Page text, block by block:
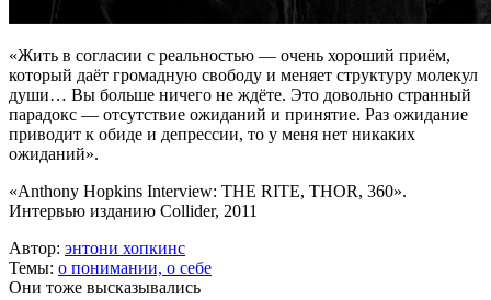
«Жить в согласии с реальностью — очень хороший приём,
который даёт громадную свободу и меняет структуру молекул
души… Вы больше ничего не ждёте. Это довольно странный
парадокс — отсутствие ожиданий и принятие. Раз ожидание
приводит к обиде и депрессии, то у меня нет никаких
ожиданий».
«Anthony Hopkins Interview: THE RITE, THOR, 360».
Интервью изданию Collider, 2011
Автор: энтони хопкинс
Темы: о понимании, о себе
Они тоже высказывались